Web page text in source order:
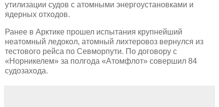
утилизации судов с атомными энергоустановками и
ядерных отходов.
Ранее в Арктике прошел испытания крупнейший
неатомный ледокол, атомный лихтеровоз вернулся из
тестового рейса по Севморпути. По договору с
«Норникелем» за полгода «Атомфлот» совершил 84
судозахода.